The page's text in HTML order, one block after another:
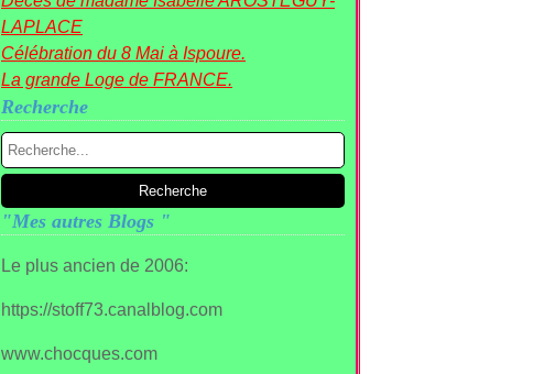
LAPLACE
Célébration du 8 Mai à Ispoure.
La grande Loge de FRANCE.
Recherche
"Mes autres Blogs "
Le plus ancien de 2006:
https://stoff73.canalblog.com
www.chocques.com